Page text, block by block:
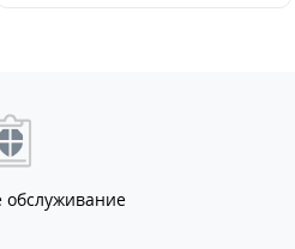
обслуживание